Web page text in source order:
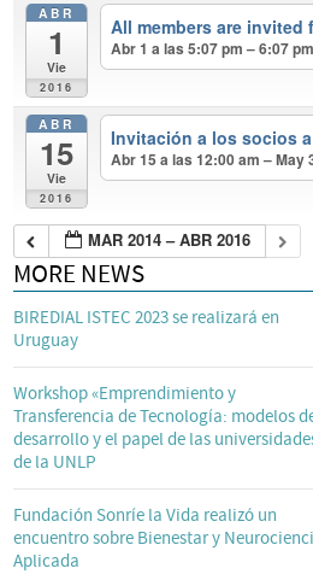
ABR
1
Vie
2016
All members are invited
Abr 1 a las 5:07 pm – 6:07 pm
ABR
15
Vie
2016
Invitación a los socios
Abr 15 a las 12:00 am – May
MAR 2014 – ABR 2016
MORE NEWS
BIREDIAL ISTEC 2023 se realizará en
Uruguay
Workshop «Emprendimiento y
Transferencia de Tecnología: modelos
desarrollo y el papel de las
de la UNLP
Fundación Sonríe la Vida realizó un
encuentro sobre Bienestar y
Aplicada